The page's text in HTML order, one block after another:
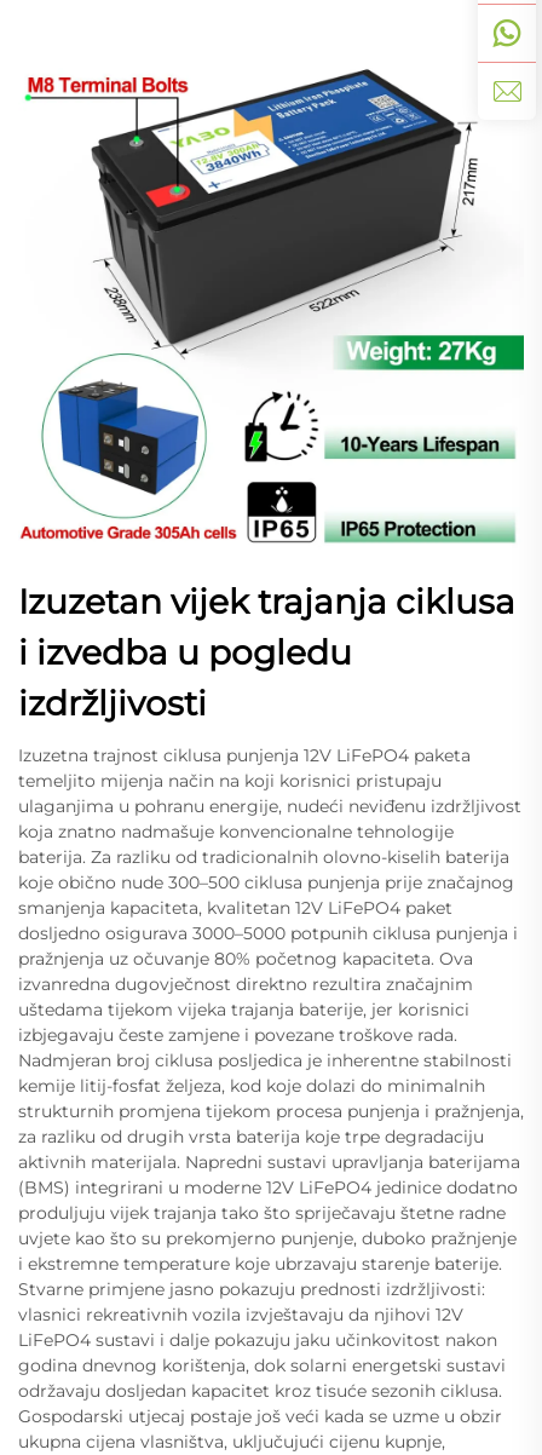
Izuzetan vijek trajanja ciklusa
i izvedba u pogledu
izdržljivosti
Izuzetna trajnost ciklusa punjenja 12V LiFePO4 paketa
temeljito mijenja način na koji korisnici pristupaju
ulaganjima u pohranu energije, nudeći neviđenu izdržljivost
koja znatno nadmašuje konvencionalne tehnologije
baterija. Za razliku od tradicionalnih olovno-kiselih baterija
koje obično nude 300–500 ciklusa punjenja prije značajnog
smanjenja kapaciteta, kvalitetan 12V LiFePO4 paket
dosljedno osigurava 3000–5000 potpunih ciklusa punjenja i
pražnjenja uz očuvanje 80% početnog kapaciteta. Ova
izvanredna dugovječnost direktno rezultira značajnim
uštedama tijekom vijeka trajanja baterije, jer korisnici
izbjegavaju česte zamjene i povezane troškove rada.
Nadmjeran broj ciklusa posljedica je inherentne stabilnosti
kemije litij-fosfat željeza, kod koje dolazi do minimalnih
strukturnih promjena tijekom procesa punjenja i pražnjenja,
za razliku od drugih vrsta baterija koje trpe degradaciju
aktivnih materijala. Napredni sustavi upravljanja baterijama
(BMS) integrirani u moderne 12V LiFePO4 jedinice dodatno
produljuju vijek trajanja tako što spriječavaju štetne radne
uvjete kao što su prekomjerno punjenje, duboko pražnjenje
i ekstremne temperature koje ubrzavaju starenje baterije.
Stvarne primjene jasno pokazuju prednosti izdržljivosti:
vlasnici rekreativnih vozila izvještavaju da njihovi 12V
LiFePO4 sustavi i dalje pokazuju jaku učinkovitost nakon
godina dnevnog korištenja, dok solarni energetski sustavi
održavaju dosljedan kapacitet kroz tisuće sezonih ciklusa.
Gospodarski utjecaj postaje još veći kada se uzme u obzir
ukupna cijena vlasništva, uključujući cijenu kupnje,